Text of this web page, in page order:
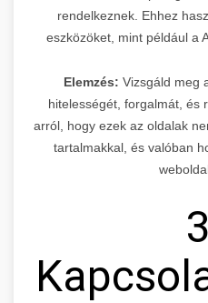
rendelkeznek. Ehhez
eszközöket, mint például a
Elemzés: Vizsgáld meg
hitelességét, forgalmát, és
arról, hogy ezek az oldalak
tartalmakkal, és valóban